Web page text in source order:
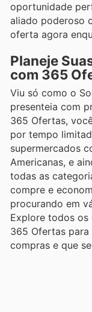
oportunidade
aliado poderoso
oferta agora
Planeje
com 365
Viu só como o
presenteia com
365 Ofertas,
por tempo
supermercados
Americanas, e
todas as
compre e
procurando em
Explore todos
365 Ofertas
compras e que